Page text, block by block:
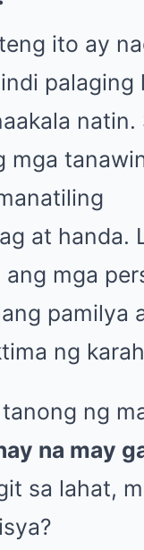
ito ay
palaging
natin.
mga
at handa.
ang mga
pamilya
ng
ng
na may
sa lahat,